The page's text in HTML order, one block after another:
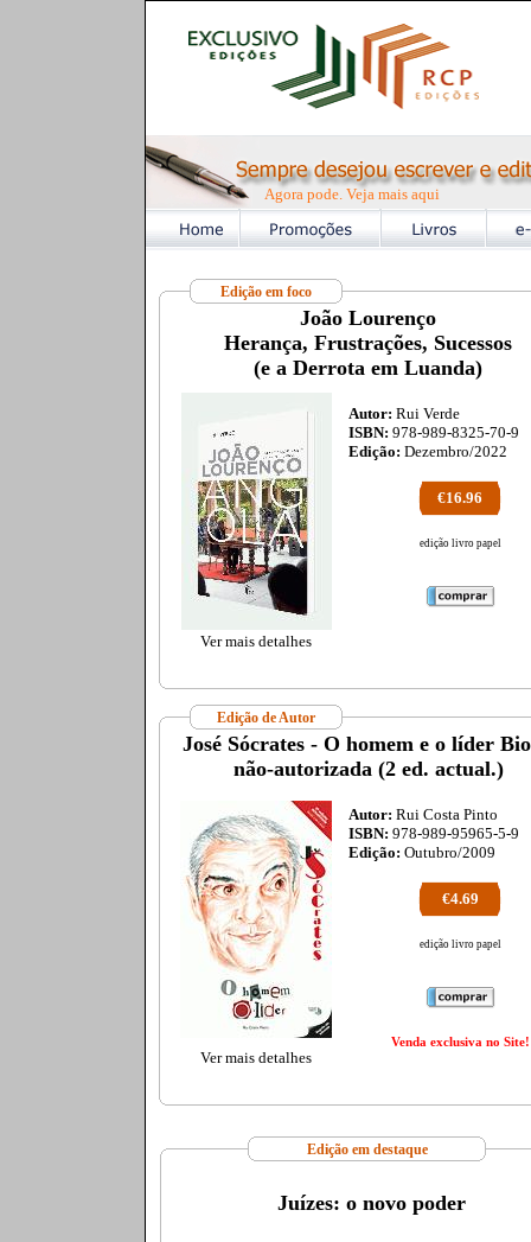
Agora pode. Veja mais aqui
Edição em foco
João Lourenço
Herança, Frustrações, Sucessos
(e a Derrota em Luanda)
Autor: Rui Verde
ISBN: 978-989-8325-70-9
Edição: Dezembro/2022
€16.96
edição livro papel
Ver mais detalhes
Edição de Autor
José Sócrates - O homem e o líder
não-autorizada (2 ed. actual.)
Autor: Rui Costa Pinto
ISBN: 978-989-95965-5-9
Edição: Outubro/2009
€4.69
edição livro papel
Venda exclusiva no Site!
Ver mais detalhes
Edição em destaque
Juízes: o novo poder